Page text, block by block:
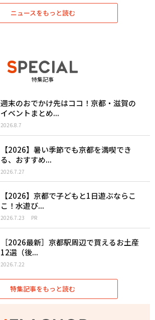
ニュースをもっと読む
特集記事
週末のおでかけ先はココ！京都・滋賀の
イベントまとめ...
2026.8.7
【2026】暑い季節でも京都を満喫でき
る、おすすめ...
2026.7.27
【2026】京都で子どもと1日遊ぶならこ
こ！水遊び...
2026.7.23 PR
［2026最新］京都駅周辺で買えるお土産
12選（後...
2026.7.22
特集記事をもっと読む